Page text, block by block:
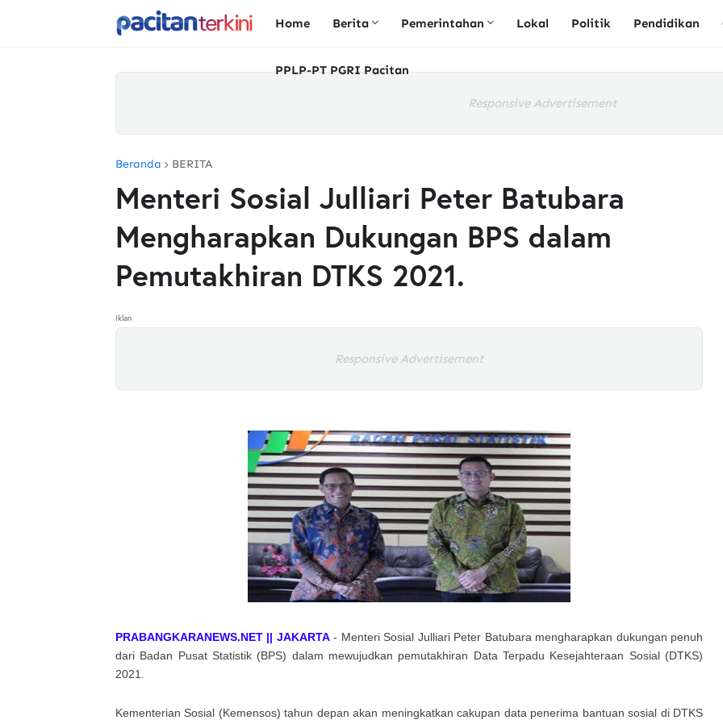
Home Berita Pemerintahan Lokal Politik Pendidikan
PPLP-PT PGRI Pacitan
Responsive Advertisement
Beranda BERITA
Menteri Sosial Julliari Peter Batubara
Mengharapkan Dukungan BPS dalam
Pemutakhiran DTKS 2021.
Iklan
Responsive Advertisement
PRABANGKARANEWS.NET || JAKARTA- Menteri Sosial Julliari Peter Batubara mengharapkan dukungan penuh
dari Badan Pusat Statistik (BPS) dalam mewujudkan pemutakhiran Data Terpadu Kesejahteraan Sosial (DTKS)
2021.
Kementerian Sosial (Kemensos) tahun depan akan meningkatkan cakupan data penerima bantuan sosial di DTKS